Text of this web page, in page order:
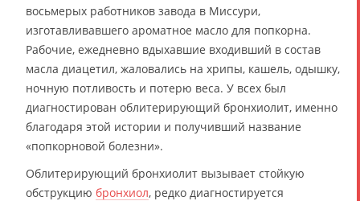
восьмерых работников завода в Миссури,
изготавливавшего ароматное масло для попкорна.
Рабочие, ежедневно вдыхавшие входивший в состав
масла диацетил, жаловались на хрипы, кашель, одышку,
ночную потливость и потерю веса. У всех был
диагностирован облитерирующий бронхиолит, именно
благодаря этой истории и получивший название
«попкорновой болезни».
Облитерирующий бронхиолит вызывает стойкую
обструкцию бронхиол, редко диагностируется